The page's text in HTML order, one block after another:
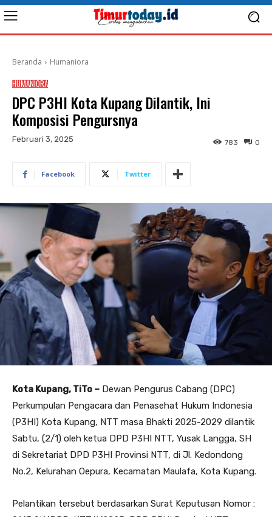
Beranda Humaniora
HUMANIORA
DPC P3HI Kota Kupang Dilantik, Ini
Komposisi Pengursnya
Februari 3, 2025 0
783
Facebook Twitter
Kota Kupang, TiTo – Dewan Pengurus Cabang (DPC)
Perkumpulan Pengacara dan Penasehat Hukum Indonesia
(P3HI) Kota Kupang, NTT masa Bhakti 2025-2029 dilantik
Sabtu, (2/1) oleh ketua DPD P3HI NTT, Yusak Langga, SH
di Sekretariat DPD P3HI Provinsi NTT, di Jl. Kedondong
No.2, Kelurahan Oepura, Kecamatan Maulafa, Kota Kupang.
Pelantikan tersebut berdasarkan Surat Keputusan Nomor :